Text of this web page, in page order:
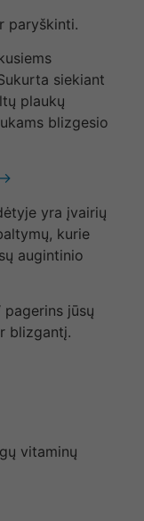
paryškinti.
siekiant
plaukų
blizgesio
yra įvairių
kurie
augintinio
pagerins jūsų
blizgantį.
vitaminų